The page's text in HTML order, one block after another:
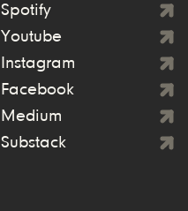
Spotify
Youtube
Instagram
Facebook
Medium
Substack